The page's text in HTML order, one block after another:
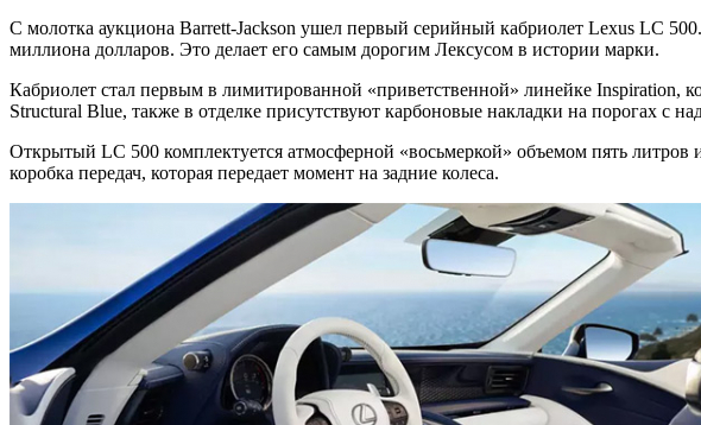
С молотка аукциона Barrett-Jackson ушел первый серийный кабриолет Lexus LC
миллиона долларов. Это делает его самым дорогим Лексусом в истории марки.
Кабриолет стал первым в лимитированной «приветственной» линейке Inspiration,
Structural Blue, также в отделке присутствуют карбоновые накладки на порогах с
Открытый LC 500 комплектуется атмосферной «восьмеркой» объемом пять
коробка передач, которая передает момент на задние колеса.